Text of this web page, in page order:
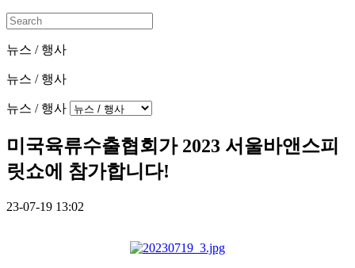
뉴스 / 행사
뉴스 / 행사
뉴스 / 행사
미국육류수출협회가 2023 서울바앤스피
릿쇼에 참가합니다!
23-07-19 13:02